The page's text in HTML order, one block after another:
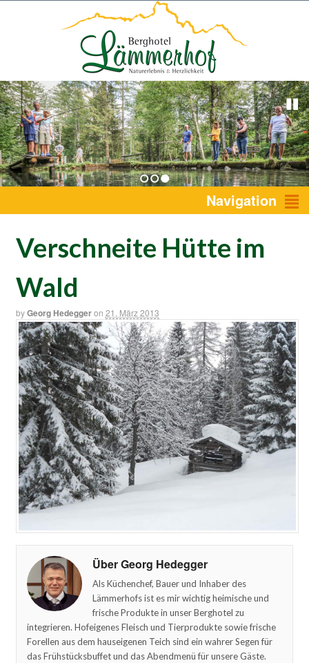
1 2 3 Navigation
Verschneite Hütte im
Wald
byGeorg Hedeggeron 21. März 2013
Über Georg Hedegger
Als Küchenchef, Bauer und Inhaber des
Lämmerhofs ist es mir wichtig heimische und
frische Produkte in unser Berghotel zu
integrieren. Hofeigenes Fleisch und Tierprodukte sowie frische
Forellen aus dem hauseigenen Teich sind ein wahrer Segen für
das Frühstücksbuffet und das Abendmenü für unsere Gäste.